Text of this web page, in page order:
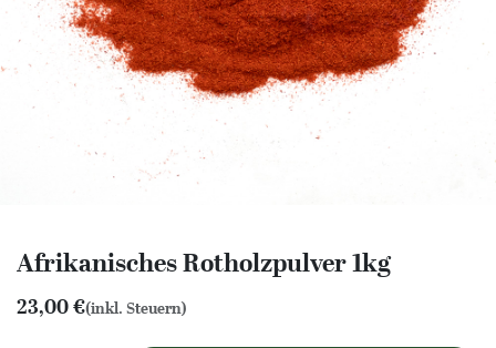
Afrikanisches Rotholzpulver 1kg
23,00€(inkl. Steuern)